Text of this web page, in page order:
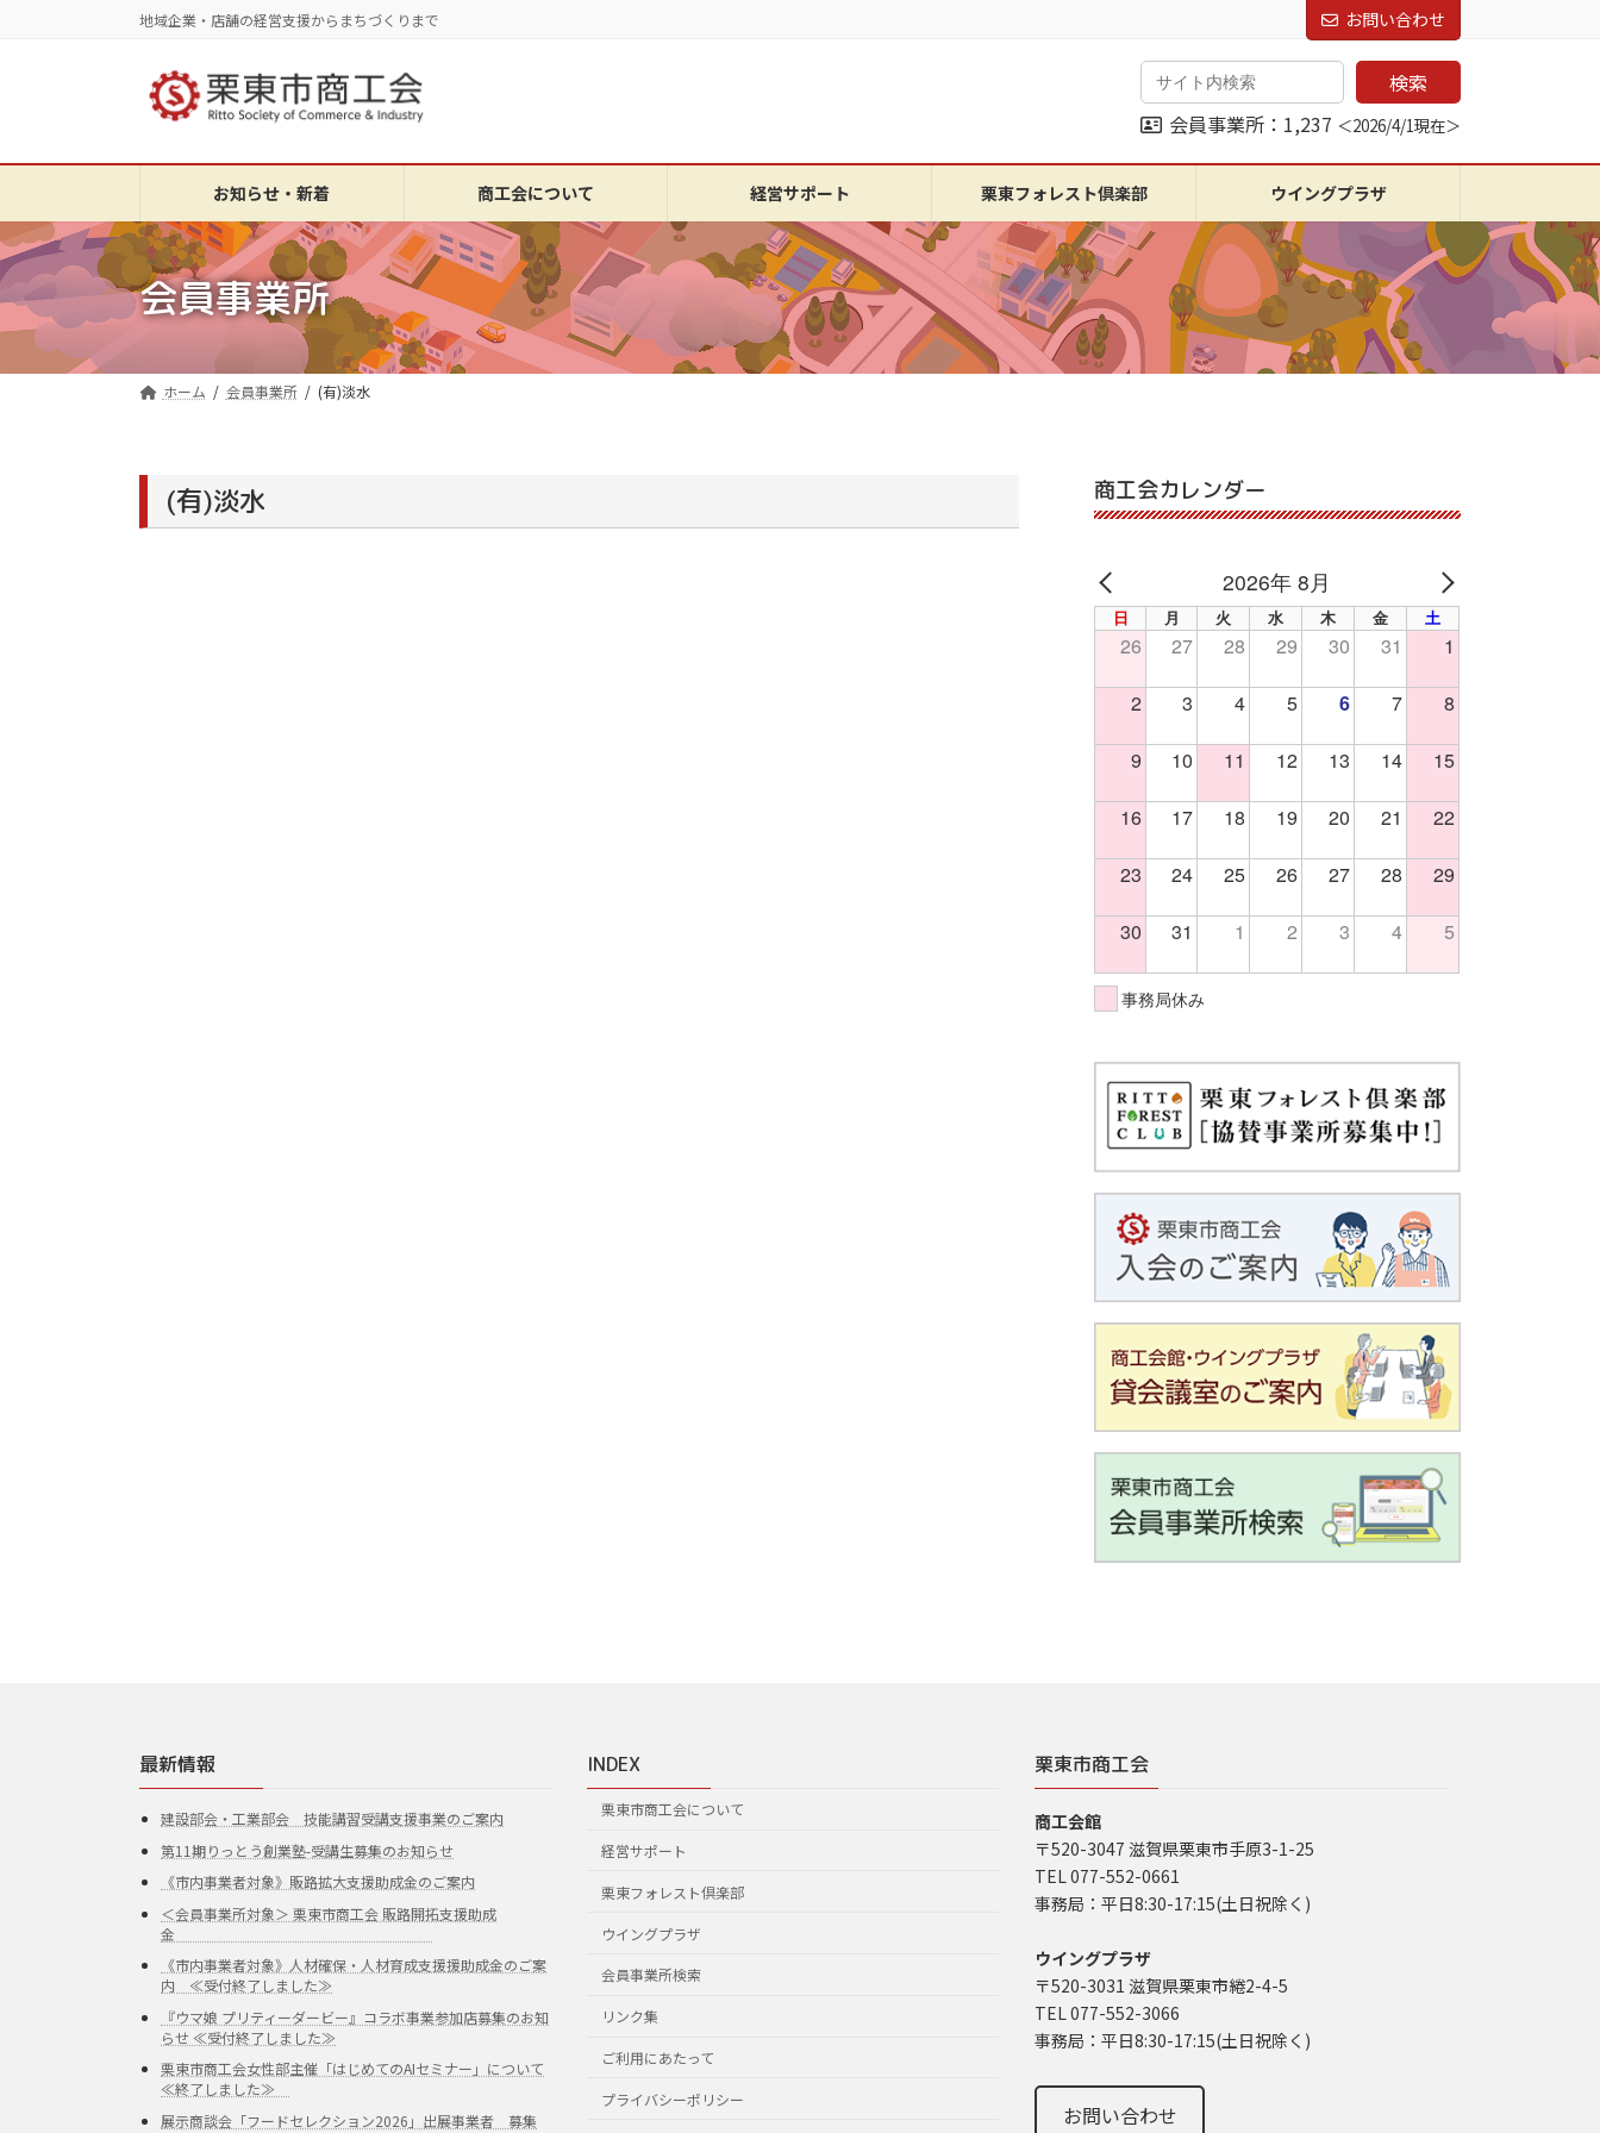
へ
ッ
プ
ョ
移
動
地域企業・店舗の経営支援からまちづくりまで お問い合わせ
検索
会員事業所：1,237 ＜2026/4/1現在＞
お知らせ・新着 商工会について 経営サポート 栗東フォレスト倶楽部 ウイングプラザ
会員事業所
ホーム 会員事業所 (有)淡水
(有)淡水 商工会カレンダー
PREV
2026年 8月
NEXT
日 月 火 水 木 金 土
26 27 28 29 30 31 1
2 3 4 5 6 7 8
9 10 11 12 13 14 15
16 17 18 19 20 21 22
23 24 25 26 27 28 29
30 31 1 2 3 4 5
事務局休み
最新情報
建設部会・工業部会 技能講習受講支援事業のご案内
第11期りっとう創業塾-受講生募集のお知らせ
《市内事業者対象》販路拡大支援助成金のご案内
＜会員事業所対象＞ 栗東市商工会 販路開拓支援助成
金
《市内事業者対象》人材確保・人材育成支援援助成金のご案
内 ≪受付終了しました≫
『ウマ娘 プリティーダービー』コラボ事業参加店募集のお知
らせ ≪受付終了しました≫
栗東市商工会女性部主催「はじめてのAIセミナー」について
≪終了しました≫
展示商談会「フードセレクション2026」出展事業者 募集
INDEX
栗東市商工会について
経営サポート
栗東フォレスト倶楽部
ウイングプラザ
会員事業所検索
リンク集
ご利用にあたって
プライバシーポリシー
栗東市商工会
商工会館
〒520-3047 滋賀県栗東市手原3-1-25
TEL 077-552-0661
事務局：平日8:30-17:15(土日祝除く)
ウイングプラザ
〒520-3031 滋賀県栗東市綣2-4-5
TEL 077-552-3066
事務局：平日8:30-17:15(土日祝除く)
お問い合わせ